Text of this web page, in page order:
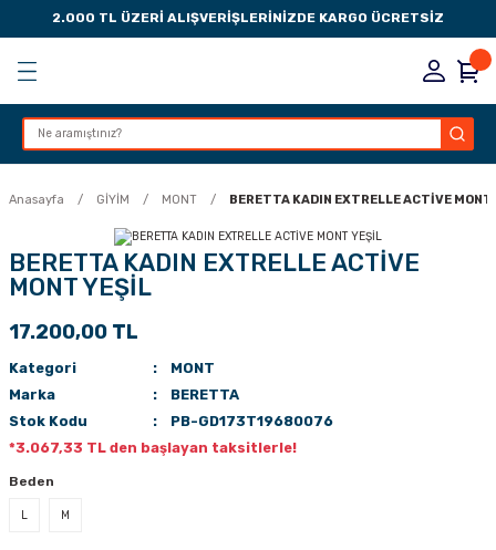
2.000 TL ÜZERİ ALIŞVERİŞLERİNİZDE KARGO ÜCRETSİZ
Geri Dön
Geri Dön
Geri Dön
Geri Dön
Anasayfa GİYİM MONT BERETTA KADIN EXTRELLE ACTİVE MONT
BERETTA KADIN EXTRELLE ACTİVE
MONT YEŞİL
17.200,00 TL
Kategori
MONT
Marka
BERETTA
Stok Kodu
PB-GD173T19680076
*3.067,33 TL den başlayan taksitlerle!
Beden
L M